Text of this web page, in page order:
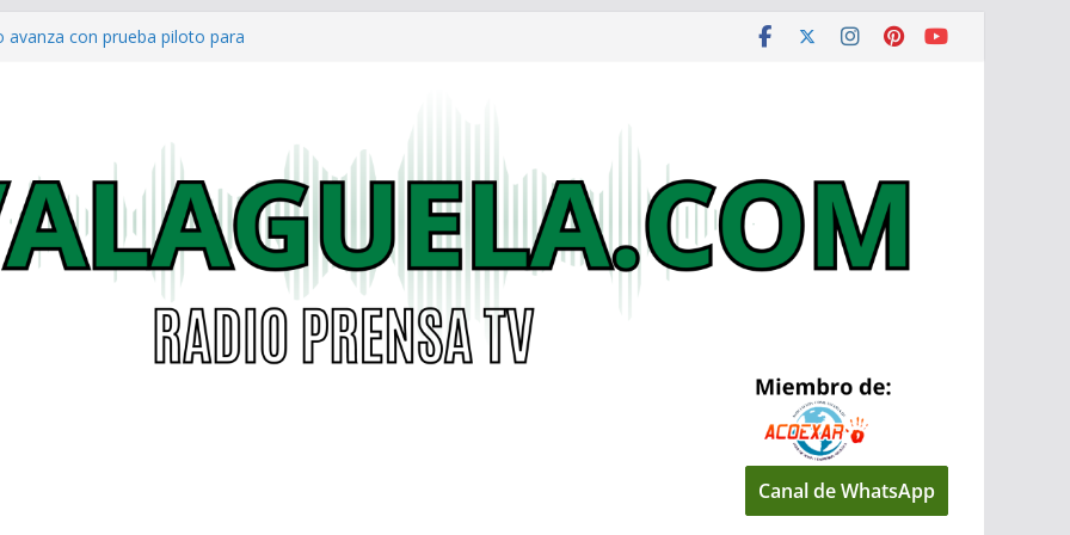
con prueba piloto para
eléctricas: alcaldías podrán
garantizar acceso digno a
ya cuenta con parques infantiles
Canal de WhatsApp